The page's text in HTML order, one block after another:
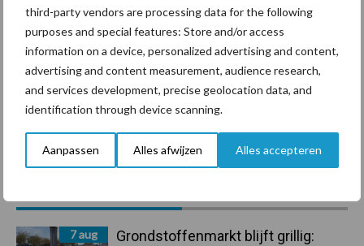
third-party vendors are processing data for the following
purposes and special features: Store and/or access
information on a device, personalized advertising and content,
advertising and content measurement, audience research,
and services development, precise geolocation data, and
identification through device scanning.
Aanpassen Alles afwijzen Alles accepteren
Sidebar
7 aug
Grondstoffenmarkt blijft grillig:
Mastitis Hittestress
Toon meer